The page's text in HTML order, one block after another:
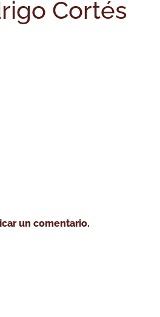
Cortés
un comentario.